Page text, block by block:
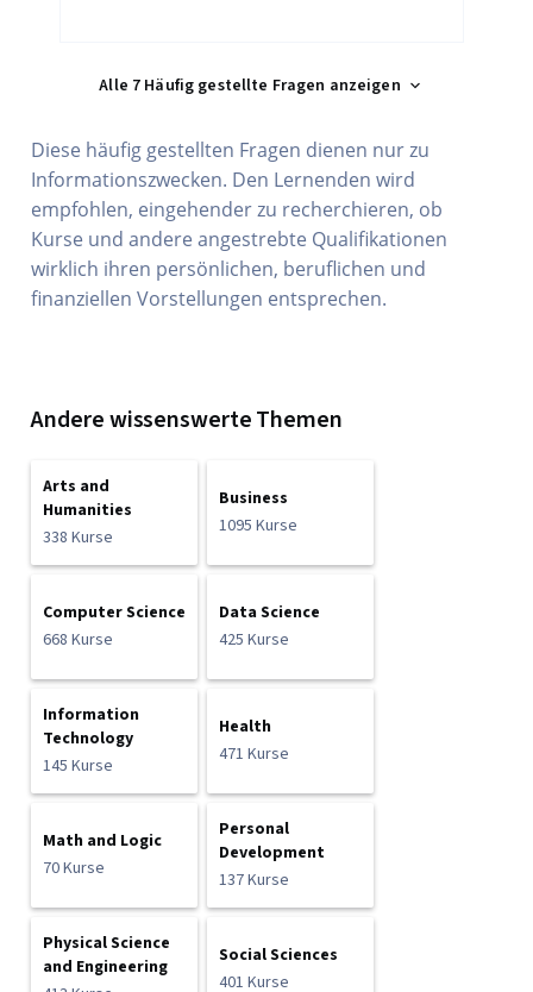
Alle 7 Häufig gestellte Fragen anzeigen
Diese häufig gestellten Fragen dienen nur zu
Informationszwecken. Den Lernenden wird
empfohlen, eingehender zu recherchieren, ob
Kurse und andere angestrebte Qualifikationen
wirklich ihren persönlichen, beruflichen und
finanziellen Vorstellungen entsprechen.
Andere wissenswerte Themen
Arts and
Humanities
338 Kurse
Business
1095 Kurse
Computer Science
668 Kurse
Data Science
425 Kurse
Information
Technology
145 Kurse
Health
471 Kurse
Math and Logic
70 Kurse
Personal
Development
137 Kurse
Physical Science
and Engineering
Social Sciences
401 Kurse